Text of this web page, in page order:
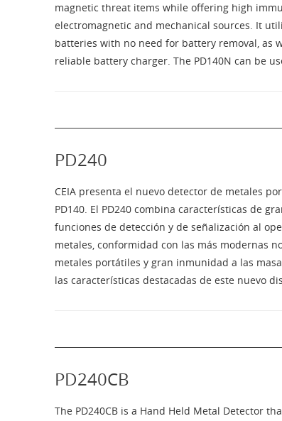
magnetic threat items while offering high
electromagnetic and mechanical sources. It
batteries with no need for battery removal, as
reliable battery charger. The PD140N can be
PD240
CEIA presenta el nuevo detector de metales
PD140. El PD240 combina características de
funciones de detección y de señalización al
metales, conformidad con las más modernas
metales portátiles y gran inmunidad a las
las características destacadas de este nuevo
PD240CB
The PD240CB is a Hand Held Metal Detector